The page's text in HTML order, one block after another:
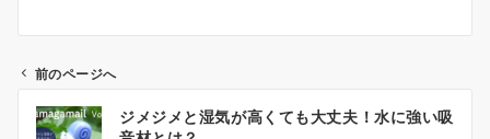
前のページへ
ジメジメと湿気が高くても大丈夫！水に強い吸